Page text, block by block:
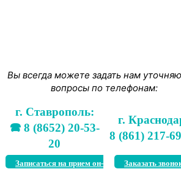
Вы всегда можете задать нам
вопросы по телефонам:
г. Ставрополь:
🕿 8 (8652) 20-53-
20
г.
8 (861) 217-
Записаться на прием он-
Заказать